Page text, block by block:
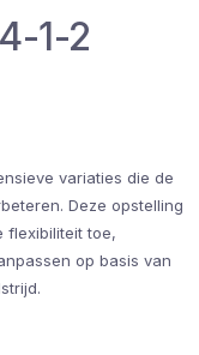
1-2
variaties die de
Deze opstelling
flexibiliteit toe,
op basis van